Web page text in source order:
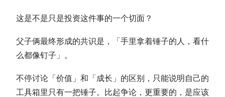
这是不是只是投资这件事的一个切面？
父子俩最终形成的共识是，「手里拿着锤子的人，看什
么都像钉子」。
不停讨论「价值」和「成长」的区别，只能说明自己的
工具箱里只有一把锤子。比起争论，更重要的，是应该